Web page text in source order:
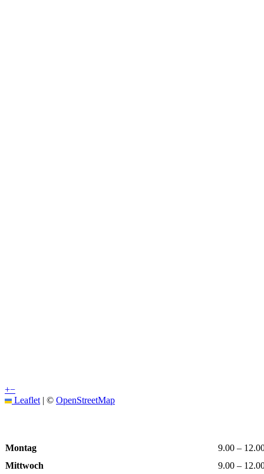
+−
Leaflet | © OpenStreetMap
Montag 9.00 –
Mittwoch
9.00 –